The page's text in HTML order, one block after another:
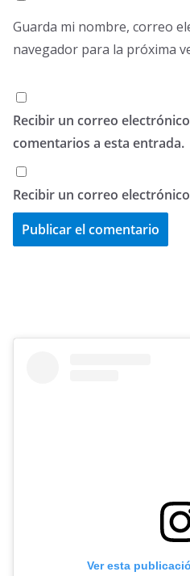
Guarda mi nombre, correo
navegador para la próxima
Recibir un correo
comentarios a esta entrada.
Recibir un correo
Ver esta